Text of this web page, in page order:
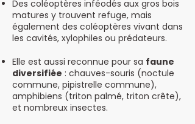
Des coléoptères inféodés aux gros bois
matures y trouvent refuge, mais
également des coléoptères vivant dans
les cavités, xylophiles ou prédateurs.
Elle est aussi reconnue pour sa faune
diversifiée : chauves-souris (noctule
commune, pipistrelle commune),
amphibiens (triton palmé, triton crête),
et nombreux insectes.